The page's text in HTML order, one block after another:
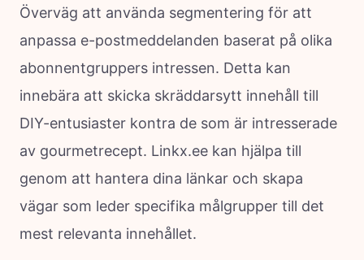
Överväg att använda segmentering för att
anpassa e-postmeddelanden baserat på olika
abonnentgruppers intressen. Detta kan
innebära att skicka skräddarsytt innehåll till
DIY-entusiaster kontra de som är intresserade
av gourmetrecept. Linkx.ee kan hjälpa till
genom att hantera dina länkar och skapa
vägar som leder specifika målgrupper till det
mest relevanta innehållet.